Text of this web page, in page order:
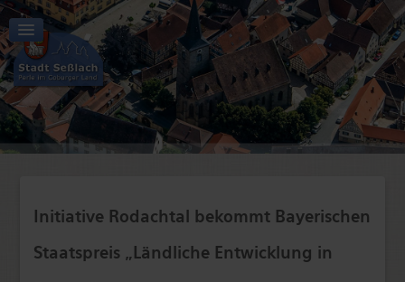
Aktuelles | Start
Wirtschaft | Verkehr
Bildung | Soziales
Initiative Rodachtal bekommt Bayerischen
Staatspreis „Ländliche Entwicklung in